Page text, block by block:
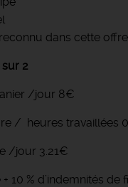
dans cette
2
/jour 8€
/ heures travaillées
/jour 3.21€
10 % d’indemnités